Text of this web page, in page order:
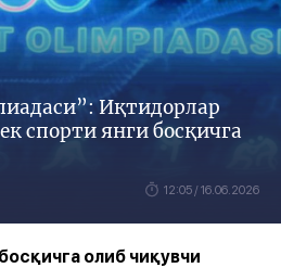
Иқтидорлар
спорти янги босқичга
12:05 / 16.06.2026
олиб чиқувчи